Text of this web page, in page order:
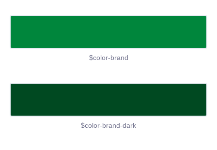
$color-brand
$color-brand-dark